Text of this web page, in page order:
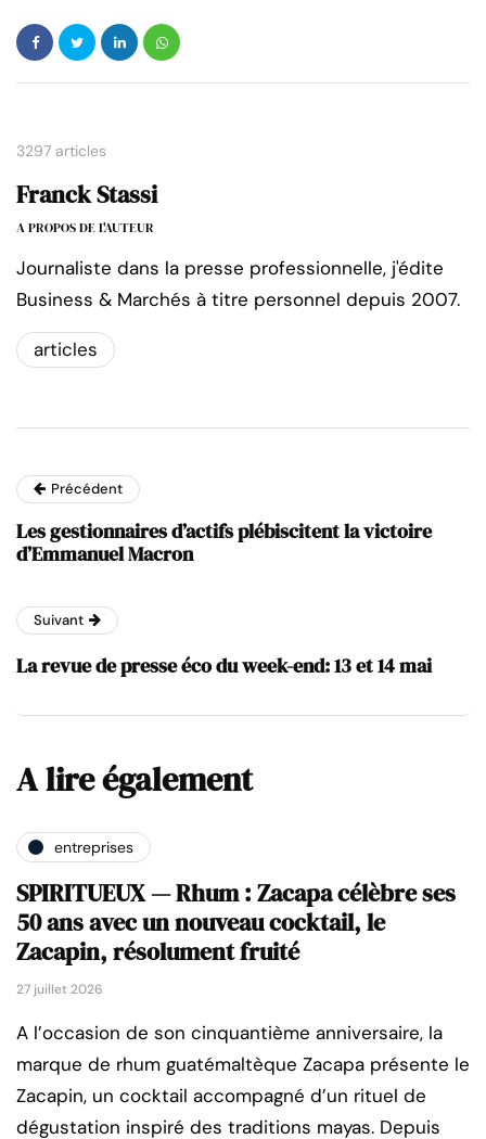
3297 articles
Franck Stassi
A PROPOS DE L'AUTEUR
Journaliste dans la presse professionnelle, j'édite
Business & Marchés à titre personnel depuis 2007.
articles
Précédent
Les gestionnaires d’actifs plébiscitent la victoire
d’Emmanuel Macron
Suivant
La revue de presse éco du week-end: 13 et 14 mai
A lire également
entreprises
SPIRITUEUX — Rhum : Zacapa célèbre ses
50 ans avec un nouveau cocktail, le
Zacapin, résolument fruité
27 juillet 2026
A l’occasion de son cinquantième anniversaire, la
marque de rhum guatémaltèque Zacapa présente le
Zacapin, un cocktail accompagné d’un rituel de
dégustation inspiré des traditions mayas. Depuis